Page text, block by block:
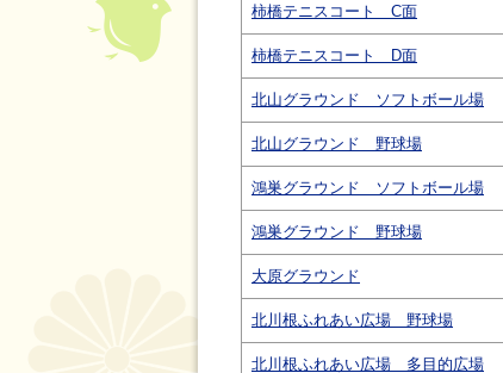
柿橋テニスコート C面
柿橋テニスコート D面
北山グラウンド ソフトボール場
北山グラウンド 野球場
鴻巣グラウンド ソフトボール場
鴻巣グラウンド 野球場
大原グラウンド
北川根ふれあい広場 野球場
北川根ふれあい広場 多目的広場